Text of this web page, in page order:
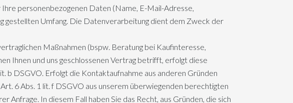
personenbezogenen Daten (Name, E-Mail-Adresse,
gestellten Umfang. Die Datenverarbeitung dient dem Zweck der
Maßnahmen (bspw. Beratung bei Kaufinteresse,
Ihnen und uns geschlossenen Vertrag betrifft, erfolgt diese
b DSGVO. Erfolgt die Kontaktaufnahme aus anderen Gründen
6 Abs. 1 lit. f DSGVO aus unserem überwiegenden berechtigten
Anfrage. In diesem Fall haben Sie das Recht, aus Gründen, die sich